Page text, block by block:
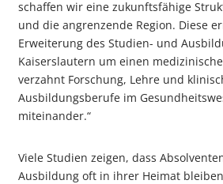
schaffen wir eine zukunftsfähige
und die angrenzende Region. Diese
Erweiterung des Studien- und
Kaiserslautern um einen
verzahnt Forschung, Lehre und
Ausbildungsberufe im
miteinander.“
Viele Studien zeigen, dass
Ausbildung oft in ihrer Heimat bleiben